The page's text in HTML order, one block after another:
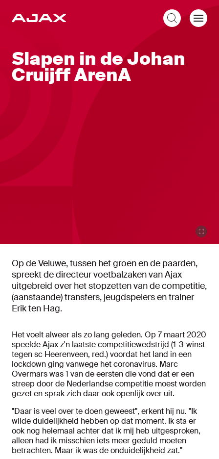
Slapen in de Johan
Cruijff ArenA
Op de Veluwe, tussen het groen en de paarden,
spreekt de directeur voetbalzaken van Ajax
uitgebreid over het stopzetten van de competitie,
(aanstaande) transfers, jeugdspelers en trainer
Erik ten Hag.
Het voelt alweer als zo lang geleden. Op 7 maart 2020
speelde Ajax z'n laatste competitiewedstrijd (1-3-winst
tegen sc Heerenveen, red.) voordat het land in een
lockdown ging vanwege het coronavirus. Marc
Overmars was 1 van de eersten die vond dat er een
streep door de Nederlandse competitie moest worden
gezet en sprak zich daar ook openlijk over uit.
"Daar is veel over te doen geweest", erkent hij nu. "Ik
wilde duidelijkheid hebben op dat moment. Ik sta er
ook nog helemaal achter dat ik mij heb uitgesproken,
alleen had ik misschien iets meer geduld moeten
betrachten. Maar ik was de onduidelijkheid zat."